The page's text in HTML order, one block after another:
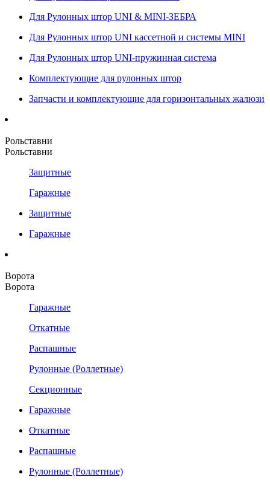
Для Рулонных штор UNI & MINI-ЗЕБРА
Для Рулонных штор UNI кассетной и системы MINI
Для Рулонных штор UNI-пружинная система
Комплектующие для рулонных штор
Запчасти и комплектующие для горизонтальных жалюзи
Рольставни
Рольставни
Защитные
Гаражные
Защитные
Гаражные
Ворота
Ворота
Гаражные
Откатные
Распашные
Рулонные (Роллетные)
Секционные
Гаражные
Откатные
Распашные
Рулонные (Роллетные)